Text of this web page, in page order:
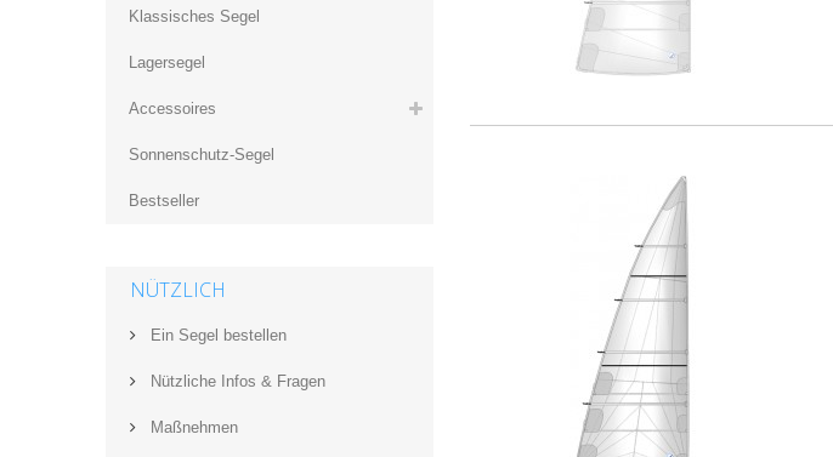
Klassisches Segel
Lagersegel
Accessoires
Sonnenschutz-Segel
Bestseller
NÜTZLICH
Ein Segel bestellen
Nützliche Infos & Fragen
Maßnehmen